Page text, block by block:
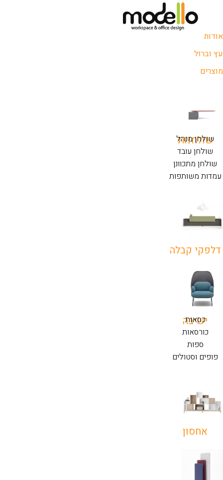
אודות
עץ וברזל
מוצרים
שולחנות
שולחן מנהל
שולחן עובד
שולחן מתכוונן
עמדות משותפות
דלפקי קבלה
ישיבה
כסאות
כורסאות
ספות
פופים וסטולים
אחסון